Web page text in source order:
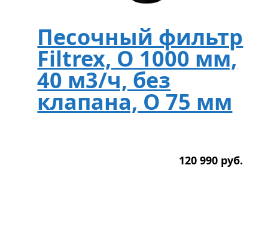
Песочный фильтр
Filtrex, O 1000 мм,
40 м3/ч, без
клапана, O 75 мм
120 990 руб.